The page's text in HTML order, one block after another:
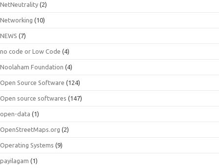
NetNeutrality (2)
Networking (10)
NEWS (7)
no code or Low Code (4)
Noolaham Foundation (4)
Open Source Software (124)
Open source softwares (147)
open-data (1)
OpenStreetMaps.org (2)
Operating Systems (9)
payilagam (1)